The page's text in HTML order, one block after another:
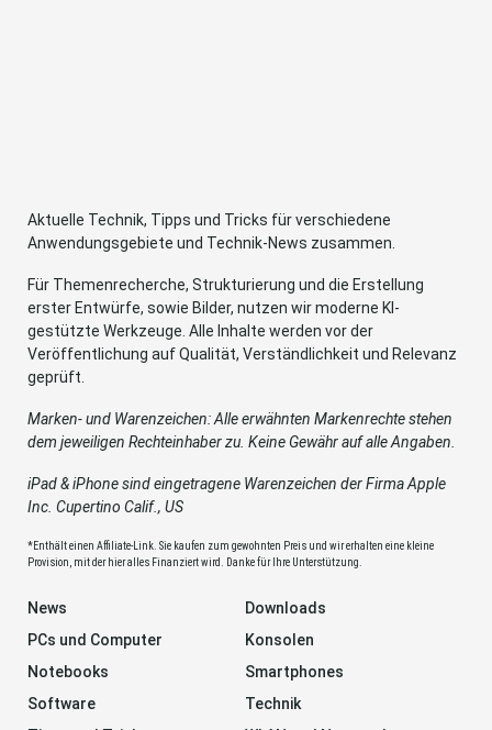
Aktuelle Technik, Tipps und Tricks für verschiedene
Anwendungsgebiete und Technik-News zusammen.
Für Themenrecherche, Strukturierung und die Erstellung
erster Entwürfe, sowie Bilder, nutzen wir moderne KI-
gestützte Werkzeuge. Alle Inhalte werden vor der
Veröffentlichung auf Qualität, Verständlichkeit und Relevanz
geprüft.
Marken- und Warenzeichen: Alle erwähnten Markenrechte stehen
dem jeweiligen Rechteinhaber zu. Keine Gewähr auf alle Angaben.
iPad & iPhone sind eingetragene Warenzeichen der Firma Apple
Inc. Cupertino Calif., US
*Enthält einen Affiliate-Link. Sie kaufen zum gewohnten Preis und wir erhalten eine kleine
Provision, mit der hier alles Finanziert wird. Danke für Ihre Unterstützung.
News
Downloads
PCs und Computer
Konsolen
Notebooks
Smartphones
Software
Technik